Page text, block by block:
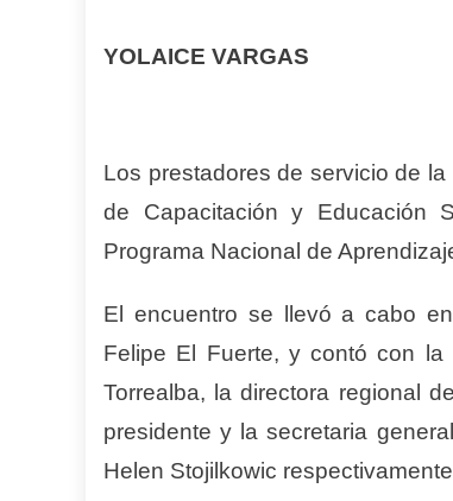
YOLAICE VARGAS
Los prestadores de servicio de
de Capacitación y Educación
Programa Nacional de
El encuentro se llevó a cabo
Felipe El Fuerte, y contó con la
Torrealba, la directora regional
presidente y la secretaria
Helen Stojilkowic